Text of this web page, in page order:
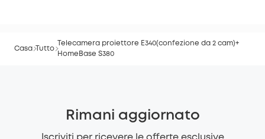
Casa Tutto
Telecamera proiettore E340(confezione da 2 cam)+
HomeBase S380
Rimani aggiornato